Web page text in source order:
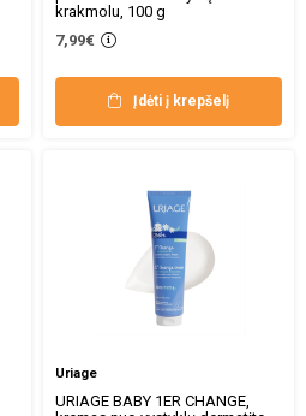
krakmolu, 100 g
7,99€
Įdėti į krepšelį
Uriage
URIAGE BABY 1ER CHANGE,